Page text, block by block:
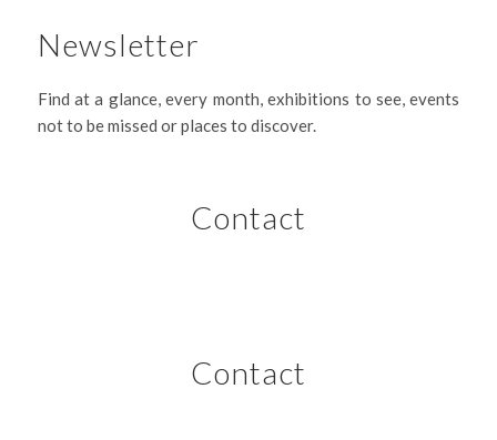
Newsletter
Find at a glance, every month, exhibitions to see, events
not to be missed or places to discover.
Contact
Contact